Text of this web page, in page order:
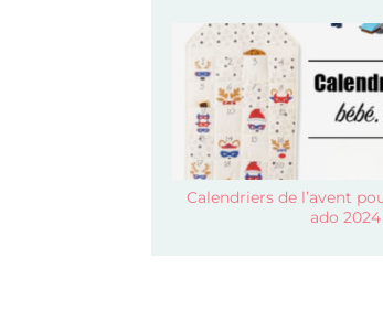
Calendriers de l’avent
ado 2024